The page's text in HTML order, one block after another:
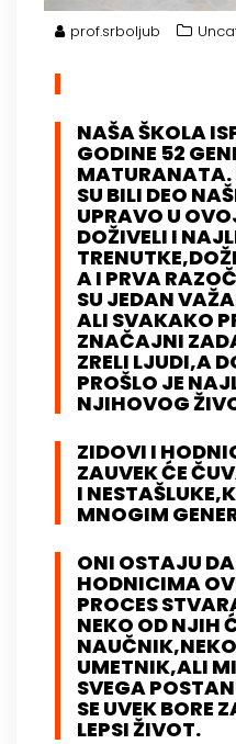
prof.srboljub
NAŠA ŠKOLA
GODINE 52
MATURANATA.
SU BILI DEO
UPRAVO U
DOŽIVELI I
A I PRVA
SU JEDAN
ALI SVAKAKO
ZNAČAJNI
ZRELI LJUDI,A
PROŠLO JE
NJIHOVOG
ZIDOVI I
ZAUVEK ĆE
I
MNOGIM
ONI OSTAJU
HODNICIMA
PROCES
NEKO OD NJIH
UMETNIK,ALI MI
SVEGA
SE UVEK BORE
LEPSI ŽIVOT.